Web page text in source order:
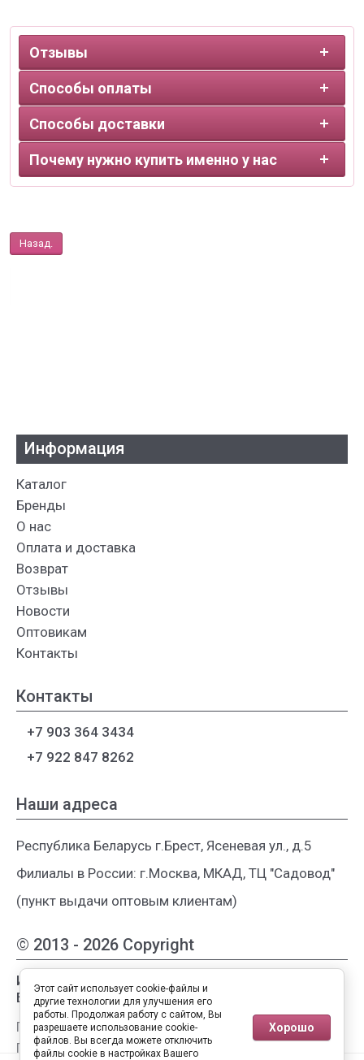
Отзывы
Способы оплаты
Способы доставки
Почему нужно купить именно у нас
Назад.
© 2013 - 2026 Copyright
Интернет-магазин женской одежды из
Белоруссии
Публичная оферта
Пользовательское соглашение
Информация
Каталог
Бренды
О нас
Оплата и доставка
Возврат
Отзывы
Новости
Оптовикам
Контакты
Контакты
+7 903 364 3434
+7 922 847 8262
Наши адреса
Республика Беларусь г.Брест, Ясеневая ул., д.5
Филиалы в России: г.Москва, МКАД, ТЦ "Садовод"
(пункт выдачи оптовым клиентам)
Этот сайт использует cookie-файлы и
другие технологии для улучшения его
работы. Продолжая работу с сайтом, Вы
разрешаете использование cookie-
файлов. Вы всегда можете отключить
файлы cookie в настройках Вашего
Хорошо